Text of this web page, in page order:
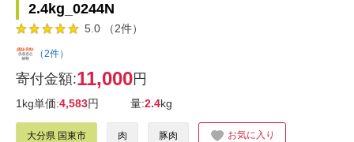
2.4kg_0244N
5.0 （2件）
（2件）
寄付金額:11,000円
1kg単価:4,583円 量:2.4kg
大分県 国東市 肉 豚肉 お気に入り